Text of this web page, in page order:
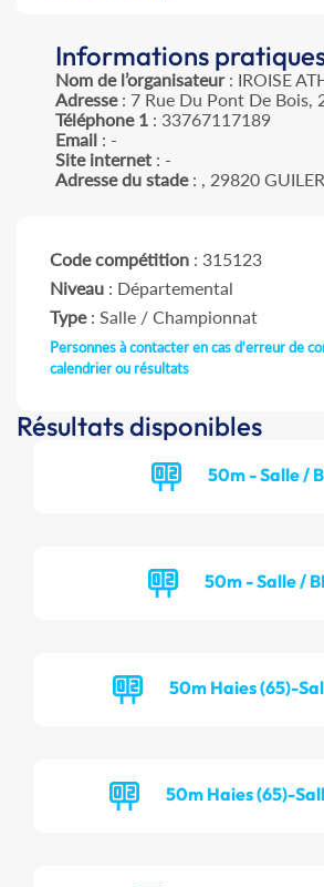
Informations
Nom de l’organisateur: IROISE
Adresse: 7 Rue Du Pont De Bois,
Téléphone 1 : 33767117189
Email : -
Site internet : -
Adresse du stade: , 29820
Code compétition : 315123
Niveau : Départemental
Type: Salle / Championnat
Personnes à contacter en cas d'erreur de
calendrier ou résultats
Résultats disponibles
50m - Salle /
50m - Salle /
50m Haies (65)-
50m Haies (65)-